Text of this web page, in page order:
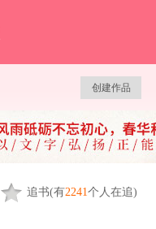
创建作品
追书(有2241个人在追)